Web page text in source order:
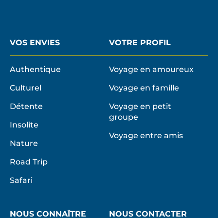
VOS ENVIES
Authentique
Culturel
Détente
Insolite
Nature
Road Trip
Safari
VOTRE PROFIL
Voyage en amoureux
Voyage en famille
Voyage en petit
groupe
Voyage entre amis
NOUS CONNAÎTRE NOUS CONTACTER